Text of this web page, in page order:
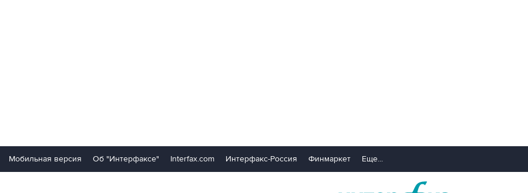
Мобильная версия Об "Интерфаксе" Interfax.com Интерфакс-Россия Финмаркет Еще...